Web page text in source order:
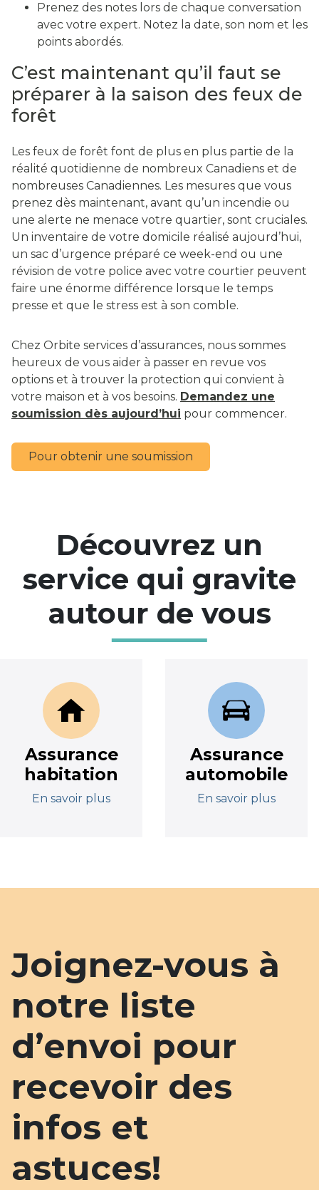
Prenez des notes lors de chaque conversation
avec votre expert. Notez la date, son nom et les
points abordés.
C’est maintenant qu’il faut se
préparer à la saison des feux de
forêt
Les feux de forêt font de plus en plus partie de la
réalité quotidienne de nombreux Canadiens et de
nombreuses Canadiennes. Les mesures que vous
prenez dès maintenant, avant qu’un incendie ou
une alerte ne menace votre quartier, sont cruciales.
Un inventaire de votre domicile réalisé aujourd’hui,
un sac d’urgence préparé ce week-end ou une
révision de votre police avec votre courtier peuvent
faire une énorme différence lorsque le temps
presse et que le stress est à son comble.
Chez Orbite services d’assurances, nous sommes
heureux de vous aider à passer en revue vos
options et à trouver la protection qui convient à
votre maison et à vos besoins. Demandez une
soumission dès aujourd’hui pour commencer.
Pour obtenir une soumission
Découvrez un
service qui gravite
autour de vous
Assurance
habitation
En savoir plus
Assurance
automobile
En savoir plus
Joignez-vous à
notre liste
d’envoi pour
recevoir des
infos et
astuces!